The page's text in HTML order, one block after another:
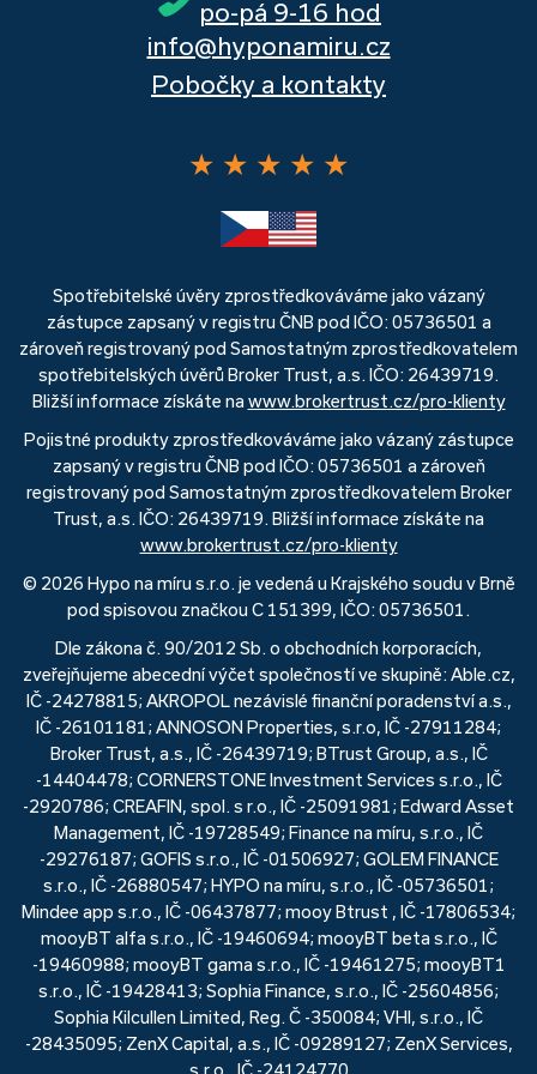
po-pá 9-16 hod
info@hyponamiru.cz
Pobočky a kontakty
★ ★ ★ ★ ★
Spotřebitelské úvěry zprostředkováváme jako vázaný
zástupce zapsaný v registru ČNB pod IČO: 05736501 a
zároveň registrovaný pod Samostatným zprostředkovatelem
spotřebitelských úvěrů Broker Trust, a.s. IČO: 26439719.
Bližší informace získáte na www.brokertrust.cz/pro-klienty
Pojistné produkty zprostředkováváme jako vázaný zástupce
zapsaný v registru ČNB pod IČO: 05736501 a zároveň
registrovaný pod Samostatným zprostředkovatelem Broker
Trust, a.s. IČO: 26439719. Bližší informace získáte na
www.brokertrust.cz/pro-klienty
© 2026 Hypo na míru s.r.o. je vedená u Krajského soudu v Brně
pod spisovou značkou C 151399, IČO: 05736501.
Dle zákona č. 90/2012 Sb. o obchodních korporacích,
zveřejňujeme abecední výčet společností ve skupině: Able.cz,
IČ -24278815; AKROPOL nezávislé finanční poradenství a.s.,
IČ -26101181; ANNOSON Properties, s.r.o, IČ -27911284;
Broker Trust, a.s., IČ -26439719; BTrust Group, a.s., IČ
-14404478; CORNERSTONE Investment Services s.r.o., IČ
-2920786; CREAFIN, spol. s r.o., IČ -25091981; Edward Asset
Management, IČ -19728549; Finance na míru, s.r.o., IČ
-29276187; GOFIS s.r.o., IČ -01506927; GOLEM FINANCE
s.r.o., IČ -26880547; HYPO na míru, s.r.o., IČ -05736501;
Mindee app s.r.o., IČ -06437877; mooy Btrust , IČ -17806534;
mooyBT alfa s.r.o., IČ -19460694; mooyBT beta s.r.o., IČ
-19460988; mooyBT gama s.r.o., IČ -19461275; mooyBT1
s.r.o., IČ -19428413; Sophia Finance, s.r.o., IČ -25604856;
Sophia Kilcullen Limited, Reg. Č -350084; VHI, s.r.o., IČ
-28435095; ZenX Capital, a.s., IČ -09289127; ZenX Services,
s.r.o., IČ -24124770